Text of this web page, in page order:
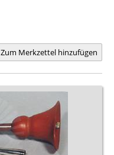
Zum Merkzettel hinzufügen